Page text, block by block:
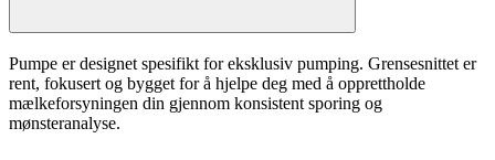
Pumpe er designet spesifikt for eksklusiv pumping. Grensesnittet er
rent, fokusert og bygget for å hjelpe deg med å opprettholde
mælkeforsyningen din gjennom konsistent sporing og
mønsteranalyse.